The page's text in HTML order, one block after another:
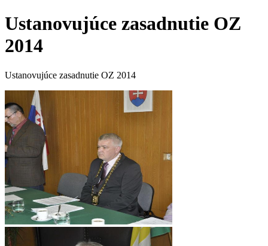
Ustanovujúce zasadnutie OZ
2014
Ustanovujúce zasadnutie OZ 2014